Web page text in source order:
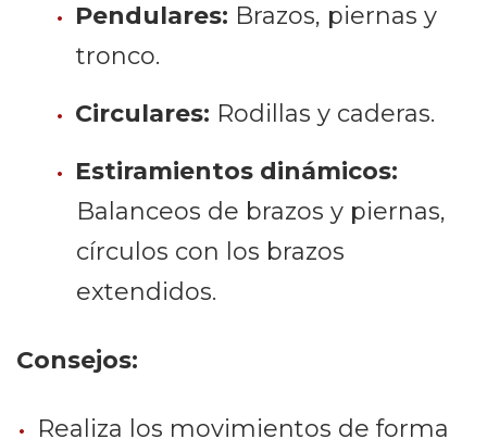
Pendulares: Brazos, piernas y
tronco.
Circulares: Rodillas y caderas.
Estiramientos dinámicos:
Balanceos de brazos y piernas,
círculos con los brazos
extendidos.
Consejos:
Realiza los movimientos de forma